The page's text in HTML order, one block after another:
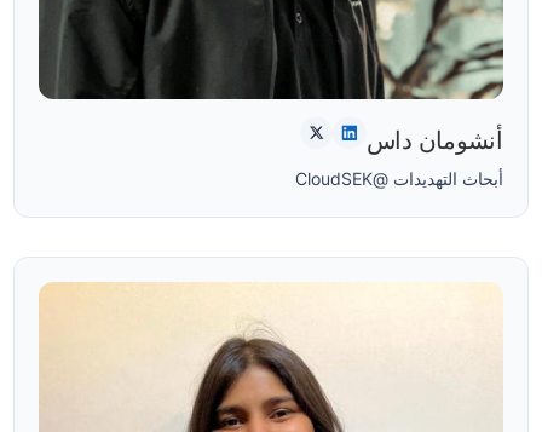
أنشومان داس
أبحاث التهديدات @CloudSEK